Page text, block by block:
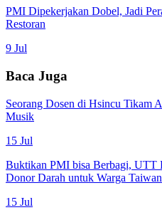
PMI Dipekerjakan Dobel, Jadi
Restoran
9 Jul
Baca Juga
Seorang Dosen di Hsincu Tikam
Musik
15 Jul
Buktikan PMI bisa Berbagi, UTT
Donor Darah untuk Warga Taiwan
15 Jul